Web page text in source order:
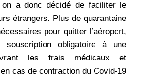
a donc décidé de faciliter le
étrangers. Plus de quarantaine
pour quitter l’aéroport,
souscription obligatoire à une
les frais médicaux et
en cas de contraction du Covid-19